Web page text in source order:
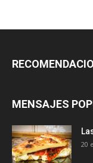
MENSAJES
20